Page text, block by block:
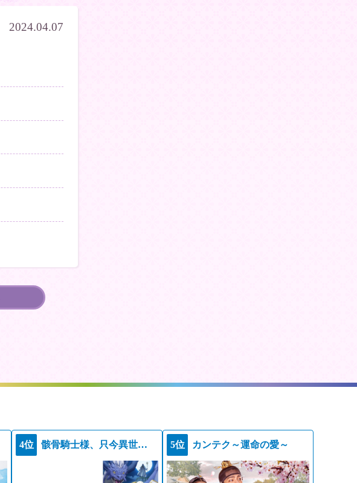
2024.04.07
4位 骸骨騎士様、只今異世界へお出掛け中ＩＩ 5位 カンテク～運命の愛～